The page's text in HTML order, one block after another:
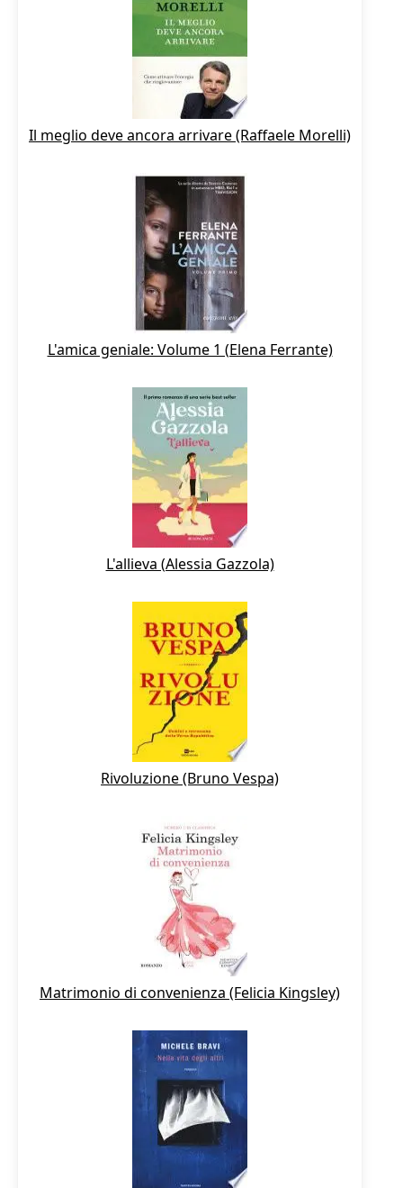
Il meglio deve ancora arrivare (Raffaele Morelli)
L'amica geniale: Volume 1 (Elena Ferrante)
L'allieva (Alessia Gazzola)
Rivoluzione (Bruno Vespa)
Matrimonio di convenienza (Felicia Kingsley)